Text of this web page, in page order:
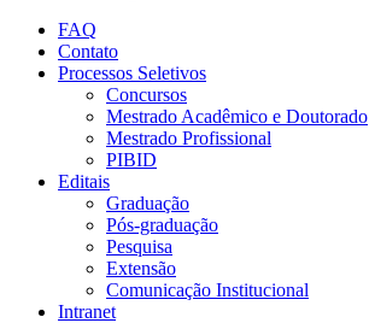
FAQ
Contato
Processos Seletivos
Concursos
Mestrado Acadêmico e Doutorado
Mestrado Profissional
PIBID
Editais
Graduação
Pós-graduação
Pesquisa
Extensão
Comunicação Institucional
Intranet